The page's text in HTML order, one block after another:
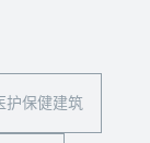
护保健建筑